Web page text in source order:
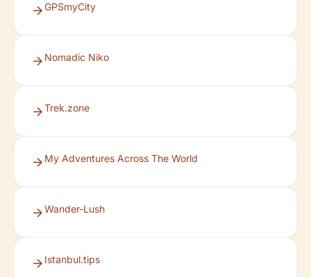
GPSmyCity
Nomadic Niko
Trek.zone
My Adventures Across The World
Wander-Lush
Istanbul.tips